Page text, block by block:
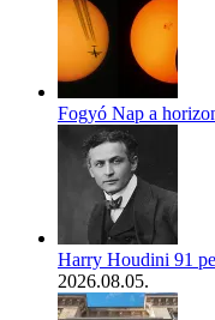
Fogyó Nap a
Harry Houdini 91
2026.08.05.